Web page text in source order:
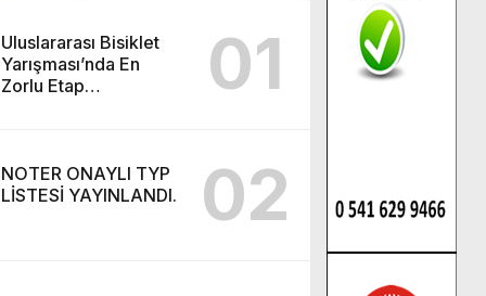
Uluslararası Bisiklet
Yarışması’nda En
Zorlu Etap
01
NOTER ONAYLI TYP
LİSTESİ YAYINLANDI.
02